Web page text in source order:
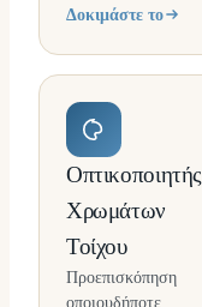
Δοκιμάστε το
Οπτικοποιητής
Χρωμάτων
Τοίχου
Προεπισκόπηση
οποιουδήποτε